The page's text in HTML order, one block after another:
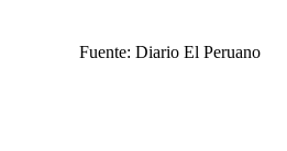
Fuente: Diario El Peruano